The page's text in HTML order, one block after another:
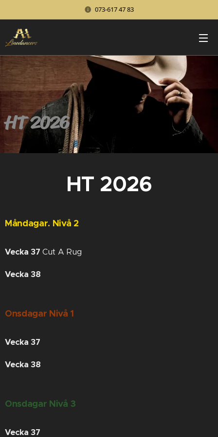
073-617 47 83
HT 2026
HT 2026
Måndagar. Nivå 2
Vecka 37Cut A Rug
Vecka 38
Onsdagar Nivå 1
Vecka 37
Vecka 38
Onsdagar Nivå 3
Vecka 37